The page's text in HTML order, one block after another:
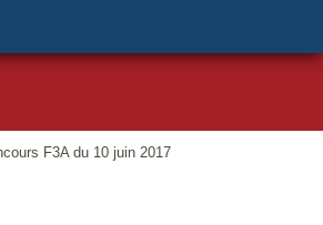
F3A du 10 juin 2017